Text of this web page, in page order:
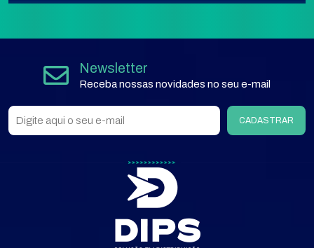
Newsletter
Receba nossas novidades no seu e-mail
CADASTRAR